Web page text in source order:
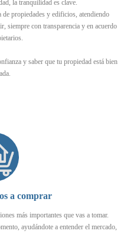
la tranquilidad es clave.
propiedades y edificios, atendiendo
siempre con transparencia y en acuerdo
y saber que tu propiedad está bien
a comprar
más importantes que vas a tomar.
ayudándote a entender el mercado,